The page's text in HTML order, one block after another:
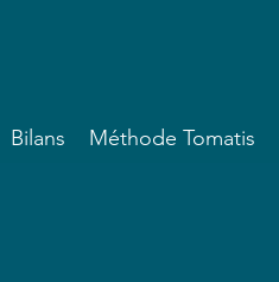
Bilans Méthode Tomatis